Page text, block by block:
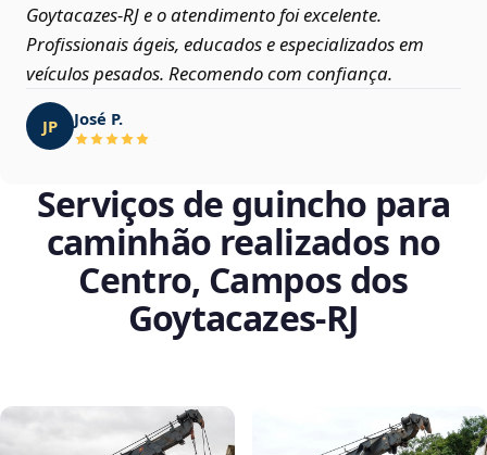
Goytacazes‑RJ e o atendimento foi excelente.
Profissionais ágeis, educados e especializados em
veículos pesados. Recomendo com confiança.
JP José P.
Serviços de guincho para
caminhão realizados no
Centro, Campos dos
Goytacazes‑RJ